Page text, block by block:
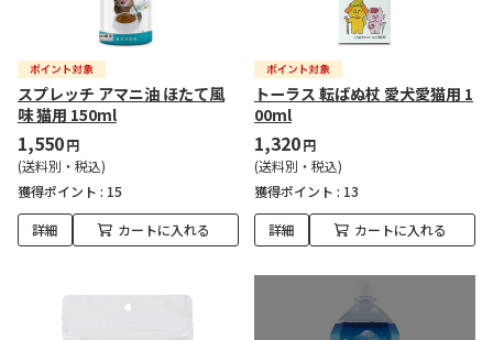
スプレッチ アマニ油 ほたて風
味 猫用 150ml
1,550円
(送料別・税込)
獲得ポイント : 15
詳細 カートに入れる
トーラス 転ばぬ杖 愛犬愛猫用 1
00ml
1,320円
(送料別・税込)
獲得ポイント : 13
詳細 カートに入れる